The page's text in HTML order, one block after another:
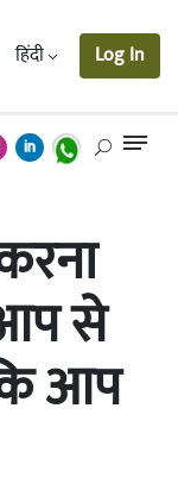
हिंदी Log In
से
आप